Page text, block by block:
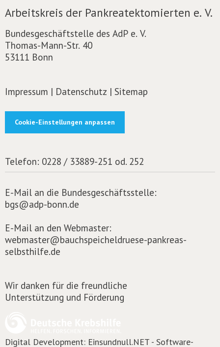
Arbeitskreis der Pankreatektomierten e. V.
Bundesgeschäftstelle des AdP e. V.
Thomas-Mann-Str. 40
53111 Bonn
Impressum | Datenschutz | Sitemap
Cookie-Einstellungen anpassen
Telefon: 0228 / 33889-251 od. 252
E-Mail an die Bundesgeschäftsstelle:
bgs@adp-bonn.de
E-Mail an den Webmaster:
webmaster@bauchspeicheldruese-pankreas-
selbsthilfe.de
Wir danken für die freundliche
Unterstützung und Förderung
Digital Development: Einsundnull.NET - Software-